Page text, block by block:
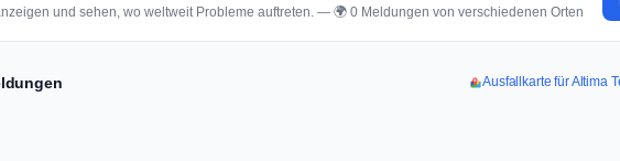
und sehen, wo weltweit Probleme auftreten. — 🌍 0 Meldungen von verschiedenen Orten
Ausfallkarte für Altima